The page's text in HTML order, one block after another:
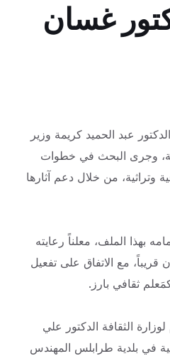
غسان
عبد الحميد كريمة وزير
وجرى البحث في خطوات
وتراثية، من خلال دعم آثارها
بهذا الملف، معلناً رعايته
مع الاتفاق على تفعيل
ثقافي بارز.
الثقافة الدكتور علي
في بلدية طرابلس المهندس